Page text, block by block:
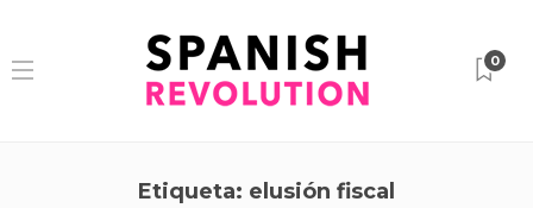
0
Etiqueta: elusión fiscal